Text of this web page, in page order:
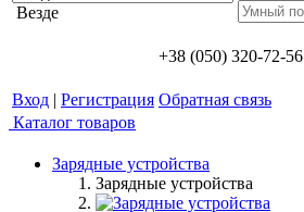
Везде
+38 (050) 320-72-56
Вход | Регистрация Обратная связь
Каталог товаров
Зарядные устройства
Зарядные устройства